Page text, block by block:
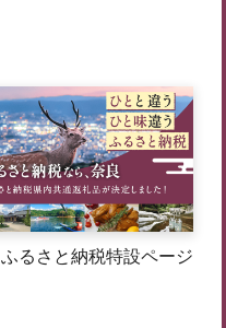
ふるさと納税特設ページ